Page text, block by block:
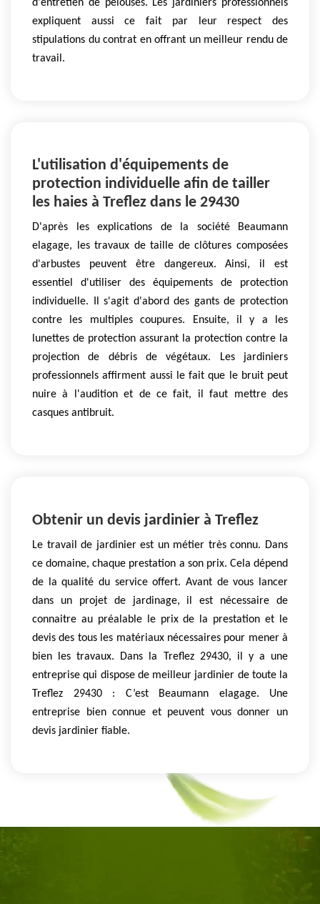
d'entretien de pelouses. Les jardiniers professionnels
expliquent aussi ce fait par leur respect des
stipulations du contrat en offrant un meilleur rendu de
travail.
L'utilisation d'équipements de
protection individuelle afin de tailler
les haies à Treflez dans le 29430
D'après les explications de la société Beaumann
elagage, les travaux de taille de clôtures composées
d'arbustes peuvent être dangereux. Ainsi, il est
essentiel d'utiliser des équipements de protection
individuelle. Il s'agit d'abord des gants de protection
contre les multiples coupures. Ensuite, il y a les
lunettes de protection assurant la protection contre la
projection de débris de végétaux. Les jardiniers
professionnels affirment aussi le fait que le bruit peut
nuire à l'audition et de ce fait, il faut mettre des
casques antibruit.
Obtenir un devis jardinier à Treflez
Le travail de jardinier est un métier très connu. Dans
ce domaine, chaque prestation a son prix. Cela dépend
de la qualité du service offert. Avant de vous lancer
dans un projet de jardinage, il est nécessaire de
connaitre au préalable le prix de la prestation et le
devis des tous les matériaux nécessaires pour mener à
bien les travaux. Dans la Treflez 29430, il y a une
entreprise qui dispose de meilleur jardinier de toute la
Treflez 29430 : C’est Beaumann elagage. Une
entreprise bien connue et peuvent vous donner un
devis jardinier fiable.